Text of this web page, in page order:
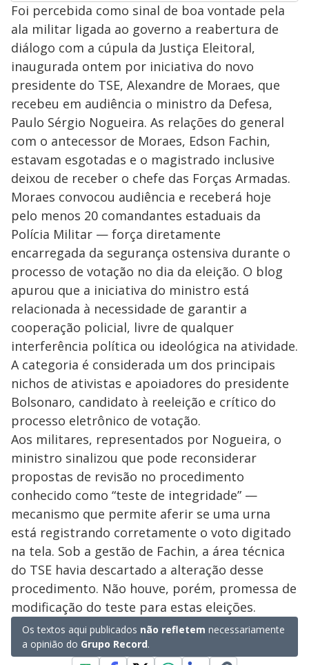
Foi percebida como sinal de boa vontade pela
ala militar ligada ao governo a reabertura de
diálogo com a cúpula da Justiça Eleitoral,
inaugurada ontem por iniciativa do novo
presidente do TSE, Alexandre de Moraes, que
recebeu em audiência o ministro da Defesa,
Paulo Sérgio Nogueira. As relações do general
com o antecessor de Moraes, Edson Fachin,
estavam esgotadas e o magistrado inclusive
deixou de receber o chefe das Forças Armadas.
Moraes convocou audiência e receberá hoje
pelo menos 20 comandantes estaduais da
Polícia Militar — força diretamente
encarregada da segurança ostensiva durante o
processo de votação no dia da eleição. O blog
apurou que a iniciativa do ministro está
relacionada à necessidade de garantir a
cooperação policial, livre de qualquer
interferência política ou ideológica na atividade.
A categoria é considerada um dos principais
nichos de ativistas e apoiadores do presidente
Bolsonaro, candidato à reeleição e crítico do
processo eletrônico de votação.
Aos militares, representados por Nogueira, o
ministro sinalizou que pode reconsiderar
propostas de revisão no procedimento
conhecido como “teste de integridade” —
mecanismo que permite aferir se uma urna
está registrando corretamente o voto digitado
na tela. Sob a gestão de Fachin, a área técnica
do TSE havia descartado a alteração desse
procedimento. Não houve, porém, promessa de
modificação do teste para estas eleições.
Os textos aqui publicados não refletem necessariamente
a opinião do Grupo Record.